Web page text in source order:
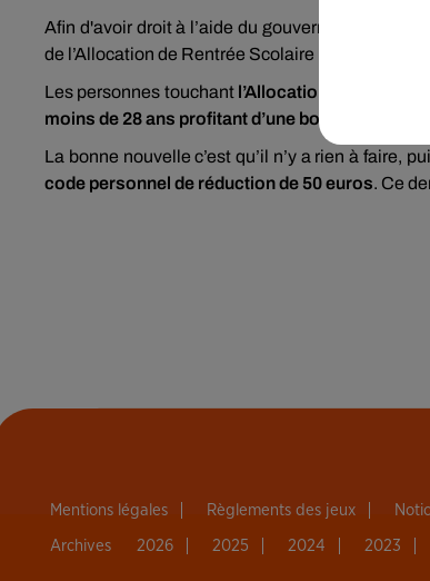
Afin d'avoir droit à l’aide du gouvernement, il faut
de l’Allocation de Rentrée Scolaire (ARS).
Les personnes touchant l’Allocation d’éducation
moins de 28 ans profitant d’une bourse de l’État
La bonne nouvelle c’est qu’il n’y a rien à faire,
code personnel de réduction de 50 euros. Ce
Mentions légales Règlements des jeux
Archives 2026 2025 2024 2023